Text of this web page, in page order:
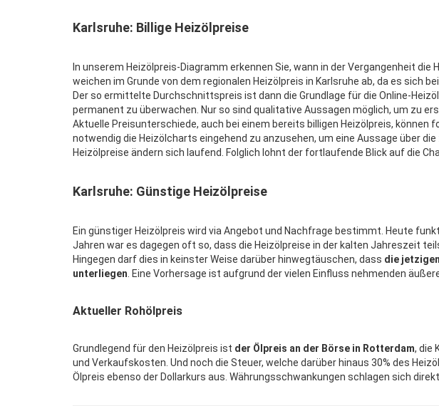
Karlsruhe: Billige Heizölpreise
In unserem Heizölpreis-Diagramm erkennen Sie, wann in der Vergangenheit die
weichen im Grunde von dem regionalen Heizölpreis in Karlsruhe ab, da es sich
Der so ermittelte Durchschnittspreis ist dann die Grundlage für die Online-
permanent zu überwachen. Nur so sind qualitative Aussagen möglich, um zu
Aktuelle Preisunterschiede, auch bei einem bereits billigen Heizölpreis, können
notwendig die Heizölcharts eingehend zu anzusehen, um eine Aussage über
Heizölpreise ändern sich laufend. Folglich lohnt der fortlaufende Blick auf die
Karlsruhe: Günstige Heizölpreise
Ein günstiger Heizölpreis wird via Angebot und Nachfrage bestimmt. Heute
Jahren war es dagegen oft so, dass die Heizölpreise in der kalten Jahreszeit
Hingegen darf dies in keinster Weise darüber hinwegtäuschen, dass die
unterliegen . Eine Vorhersage ist aufgrund der vielen Einfluss nehmenden
Aktueller Rohölpreis
Grundlegend für den Heizölpreis ist der Ölpreis an der Börse in Rotterdam, die
und Verkaufskosten. Und noch die Steuer, welche darüber hinaus 30% des
Ölpreis ebenso der Dollarkurs aus. Währungsschwankungen schlagen sich